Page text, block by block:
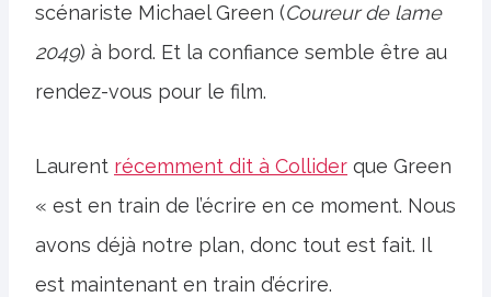
scénariste Michael Green (Coureur de lame
2049) à bord. Et la confiance semble être au
rendez-vous pour le film.
Laurent récemment dit à Collider que Green
« est en train de l’écrire en ce moment. Nous
avons déjà notre plan, donc tout est fait. Il
est maintenant en train d’écrire.